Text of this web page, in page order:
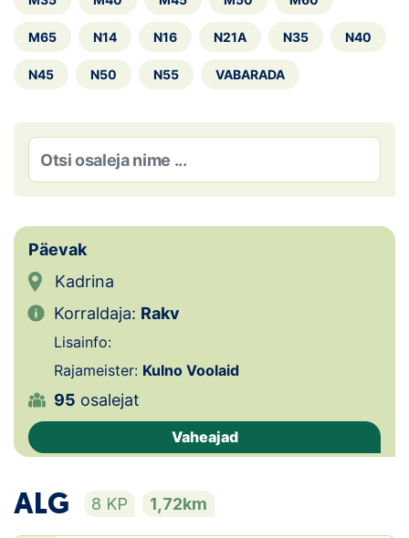
Kontakt
EOL
Galerii
Kaardid
Kalender
Tule klubisse!
Tulemused
Dokumendid
M65 N14 N16 N21A N35 N40
N45 N50 N55 VABARADA
Päevak
Kadrina
Korraldaja: Rakv
Lisainfo:
Rajameister: Kulno Voolaid
95 osalejat
Vaheajad
ALG 8 KP 1,72km